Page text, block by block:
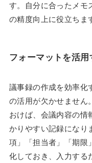
す。自分に合ったメモ
の精度向上に役立ちま
フォーマットを活用
議事録の作成を効率化
の活用が欠かせません
おけば、会議内容の情
かりやすい記録になり
項」「担当者」「期限
化しておき、入力する